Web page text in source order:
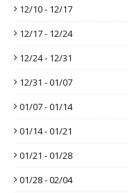
12/10 - 12/17
12/17 - 12/24
12/24 - 12/31
12/31 - 01/07
01/07 - 01/14
01/14 - 01/21
01/21 - 01/28
01/28 - 02/04